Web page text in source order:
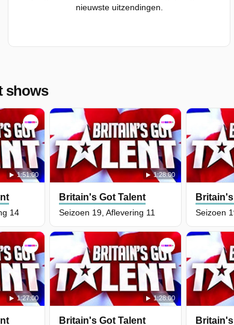
nieuwste uitzendingen.
shows
1:51:00
14
1:27:00
1:28:00
Britain's Got Talent
Seizoen 19, Aflevering 11 Seizoen
1:28:00
Britain's Got Talent